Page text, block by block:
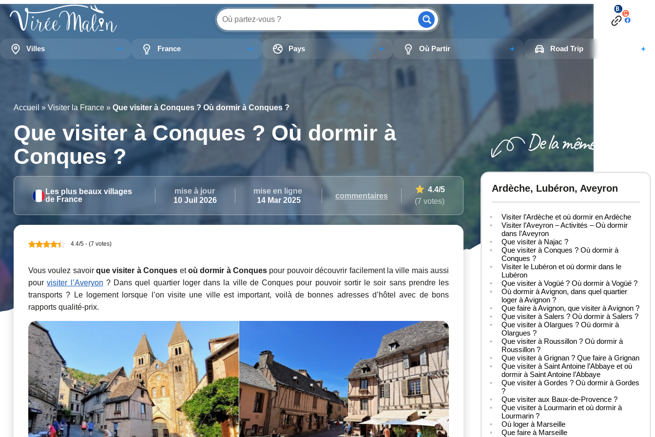
Villes France Pays Où Partir Road Trip
Accueil » Visiter la France » Que visiter à Conques ? Où dormir à Conques ?
Que visiter à Conques ? Où dormir à
Conques ?
Les plus beaux villages
de France
mise à jour
10 Juil 2026
mise en ligne
14 Mar 2025
commentaires
4.4/5
(7 votes)
4.4/5 - (7 votes)
Vous voulez savoirque visiter à Conques etoù dormir à Conques pour pouvoir découvrir facilement la ville mais aussi
pourvisiter l’Averyon ? Dans quel quartier loger dans la ville de Conques pour pouvoir sortir le soir sans prendre les
transports ? Le logement lorsque l’on visite une ville est important, voilà de bonnes adresses d’hôtel avec de bons
rapports qualité-prix.
Ardèche, Lubéron, Aveyron
Visiter l’Ardèche et où dormir en Ardèche
Visiter l’Aveyron – Activités – Où dormir
dans l’Aveyron
Que visiter à Najac ?
Que visiter à Conques ? Où dormir à
Conques ?
Visiter le Lubéron et où dormir dans le
Lubéron
Que visiter à Vogüé ? Où dormir à Vogüé ?
Où dormir à Avignon, dans quel quartier
loger à Avignon ?
Que faire à Avignon, que visiter à Avignon ?
Que visiter à Salers ? Où dormir à Salers ?
Que visiter à Olargues ? Où dormir à
Olargues ?
Que visiter à Roussillon ? Où dormir à
Roussillon ?
Que visiter à Grignan ? Que faire à Grignan
Que visiter à Saint Antoine l’Abbaye et où
dormir à Saint Antoine l’Abbaye
Que visiter à Gordes ? Où dormir à Gordes
?
Que visiter aux Baux-de-Provence ?
Que visiter à Lourmarin et où dormir à
Lourmarin ?
Où loger à Marseille
Que faire à Marseille